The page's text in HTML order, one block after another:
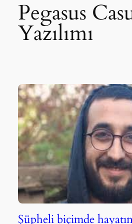
Pegasus
Yazılımı
Şüpheli biçimde